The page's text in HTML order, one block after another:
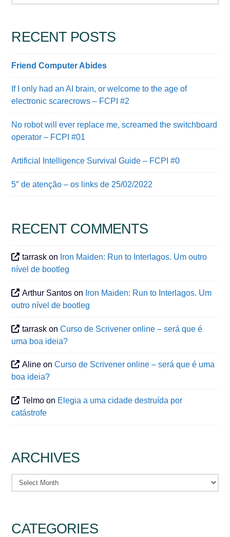
RECENT POSTS
Friend Computer Abides
If I only had an AI brain, or welcome to the age of
electronic scarecrows – FCPI #2
No robot will ever replace me, screamed the switchboard
operator – FCPI #01
Artificial Intelligence Survival Guide – FCPI #0
5″ de atenção – os links de 25/02/2022
RECENT COMMENTS
tarrask on Iron Maiden: Run to Interlagos. Um outro
nível de bootleg
Arthur Santos on Iron Maiden: Run to Interlagos. Um
outro nível de bootleg
tarrask onCurso de Scrivener online – será que é
uma boa ideia?
Aline onCurso de Scrivener online – será que é uma
boa ideia?
Telmo on Elegia a uma cidade destruída por
catástrofe
ARCHIVES
Archives
CATEGORIES